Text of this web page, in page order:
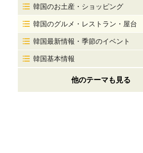
韓国のお土産・ショッピング
韓国のグルメ・レストラン・屋台
韓国最新情報・季節のイベント
韓国基本情報
他のテーマも見る